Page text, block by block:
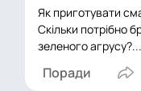
Як приготувати
Скільки потрібно
зеленого агрусу?...
Поради